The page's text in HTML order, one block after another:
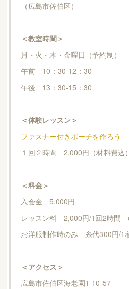
（広島市佐伯区）
＜教室時間＞
月・火・木・金曜日（予約制）
午前 10：30-12：30
午後 13：30-15：30
＜体験レッスン＞
ファスナー付きポーチを作ろう
１回２時間 2,000円（材料費込）
＜料金＞
入会金 5,000円
レッスン料 2,000円/1回2時間
お洋服制作時のみ 糸代300円/1
＜アクセス＞
広島市佐伯区海老園1-10-57